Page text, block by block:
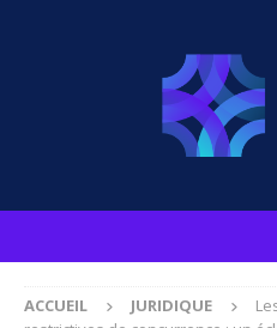
ACCUEIL JURIDIQUE